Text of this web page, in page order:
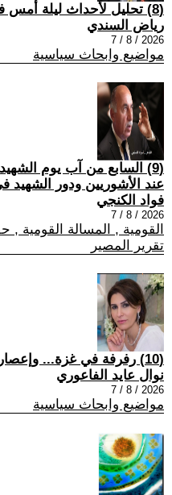
(8) تحليل لأحداث ليلة أمس في العراق
رياض السندي
2026 / 8 / 7
مواضيع وابحاث سياسية
(9) السابع من آب يوم
عند الأشوريين ودور الشهيد
فواد الكنجي
2026 / 8 / 7
القومية , المسالة القومية
تقرير المصير
(10) رفرفة في غزة... وإعصار في واشنطن
نوال عايد الفاعوري
2026 / 8 / 7
مواضيع وابحاث سياسية